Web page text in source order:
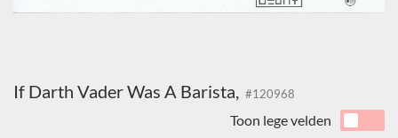
If Darth Vader Was A Barista, #120968
Toon lege velden